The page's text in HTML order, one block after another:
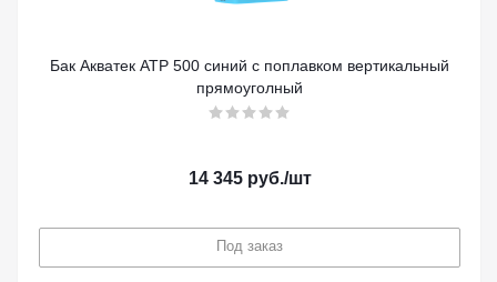
Бак Акватек ATP 500 синий с поплавком вертикальный
прямоуголный
14 345руб./шт
Под заказ